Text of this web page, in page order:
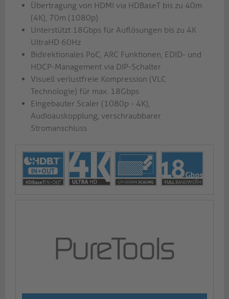
Übertragung von HDMI via HDBaseT bis zu 40m
(4K), 70m (1080p)
Unterstützt 18Gbps für Auflösungen bis zu 4K
UltraHD 60Hz
Bidirektionales PoC, ARC Funktionen, EDID- und
HDCP-Management via DIP-Schalter
Visuell verlustfreie Kompression (VLC
Technologie) für max. 18Gbps
Eingebauter Scaler (1080p - 4K),
Audioauskopplung, verschraubbarer
Stromanschluss